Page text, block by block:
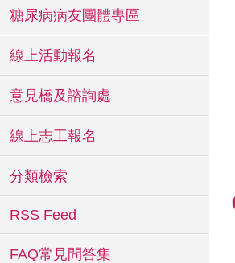
糖尿病病友團體專區
線上活動報名
意見橋及諮詢處
線上志工報名
分類檢索
RSS Feed
FAQ常見問答集